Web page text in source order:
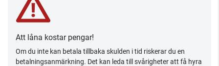
Att låna kostar pengar!
Om du inte kan betala tillbaka skulden i tid riskerar du en
betalningsanmärkning. Det kan leda till svårigheter att få hyra